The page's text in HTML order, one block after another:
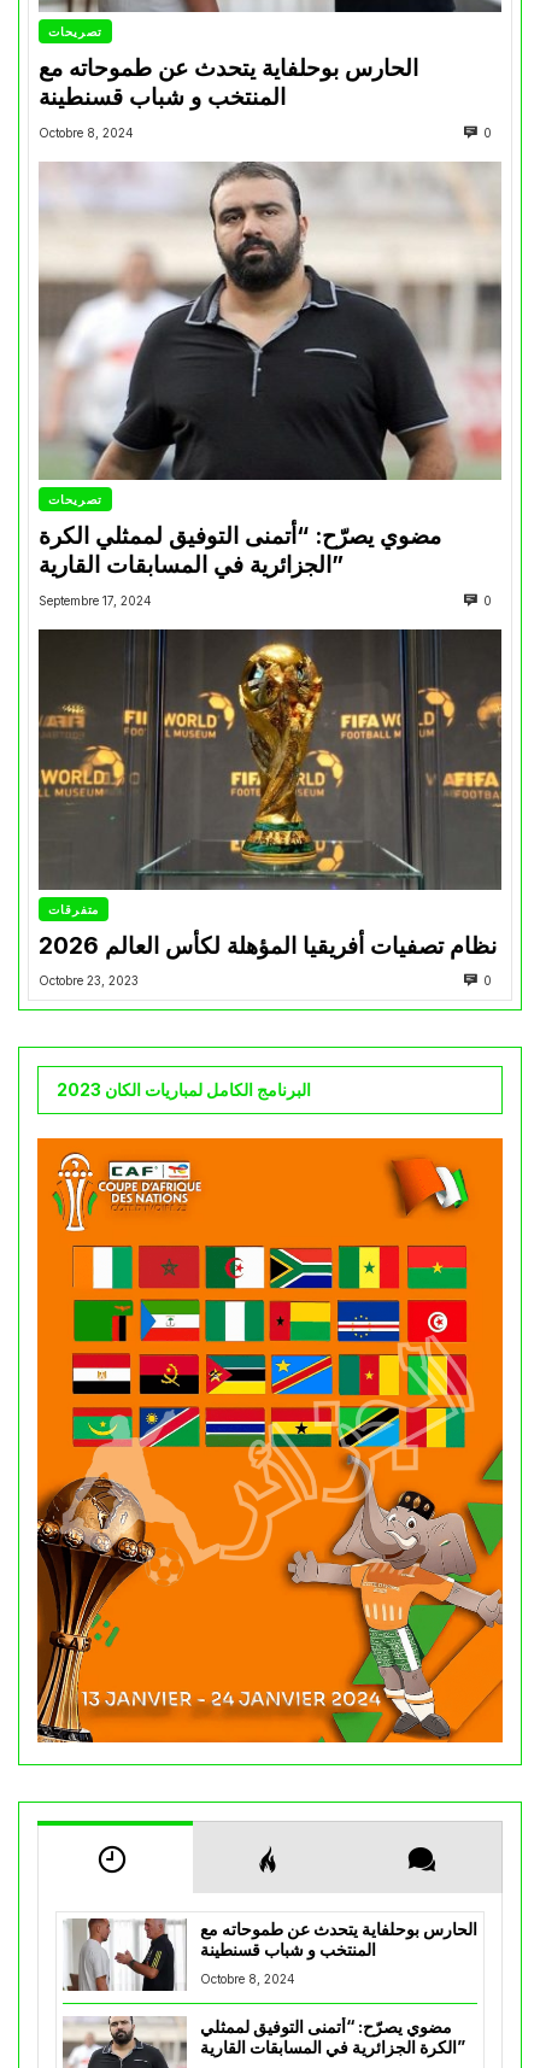
تصريحات
الحارس بوحلفاية يتحدث عن طموحاته مع
المنتخب و شباب قسنطينة
Octobre 8, 2024 0
تصريحات
مضوي يصرّح: “أتمنى التوفيق لممثلي الكرة
الجزائرية في المسابقات القارية”
Septembre 17, 2024 0
متفرقات
نظام تصفيات أفريقيا المؤهلة لكأس العالم 2026
Octobre 23, 2023 0
البرنامج الكامل لمباريات الكان 2023
الحارس بوحلفاية يتحدث عن طموحاته مع
المنتخب و شباب قسنطينة
Octobre 8, 2024
مضوي يصرّح: “أتمنى التوفيق لممثلي
الكرة الجزائرية في المسابقات القارية”